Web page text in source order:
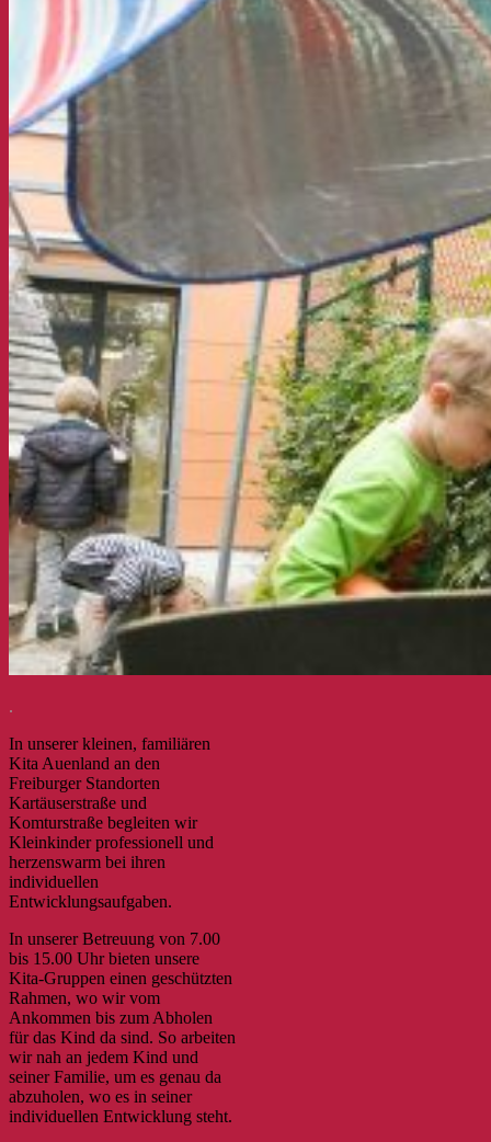
.
In unserer kleinen, familiären
Kita Auenland an den
Freiburger Standorten
Kartäuserstraße und
Komturstraße begleiten wir
Kleinkinder professionell und
herzenswarm bei ihren
individuellen
Entwicklungsaufgaben.
In unserer Betreuung von 7.00
bis 15.00 Uhr bieten unsere
Kita-Gruppen einen geschützten
Rahmen, wo wir vom
Ankommen bis zum Abholen
für das Kind da sind. So arbeiten
wir nah an jedem Kind und
seiner Familie, um es genau da
abzuholen, wo es in seiner
individuellen Entwicklung steht.